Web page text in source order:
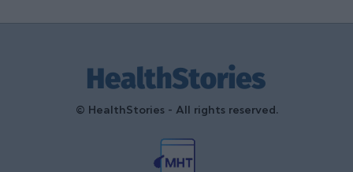
© HealthStories - All rights reserved.